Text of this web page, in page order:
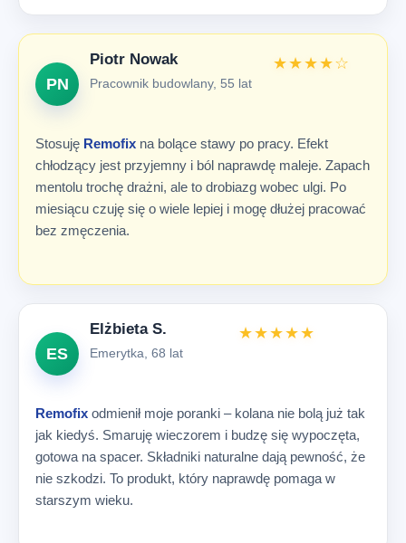
PN
Piotr Nowak
Pracownik budowlany, 55 lat
★★★★☆
Stosuję Remofix na bolące stawy po pracy. Efekt
chłodzący jest przyjemny i ból naprawdę maleje. Zapach
mentolu trochę drażni, ale to drobiazg wobec ulgi. Po
miesiącu czuję się o wiele lepiej i mogę dłużej pracować
bez zmęczenia.
ES
Elżbieta S.
Emerytka, 68 lat
★★★★★
Remofix odmienił moje poranki – kolana nie bolą już tak
jak kiedyś. Smaruję wieczorem i budzę się wypoczęta,
gotowa na spacer. Składniki naturalne dają pewność, że
nie szkodzi. To produkt, który naprawdę pomaga w
starszym wieku.